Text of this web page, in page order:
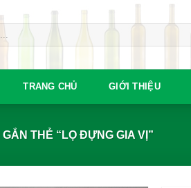
TRANG CHỦ GIỚI THIỆU
THẺ “LỌ ĐỰNG GIA VỊ”